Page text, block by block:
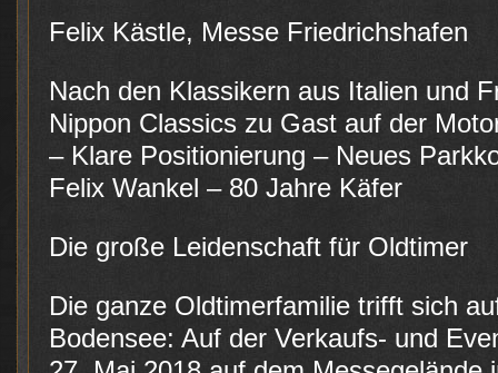
Felix Kästle, Messe Friedrichshafen
Nach den Klassikern aus Italien und
Nippon Classics zu Gast auf der
– Klare Positionierung – Neues
Felix Wankel – 80 Jahre Käfer
Die große Leidenschaft für Oldtimer
Die ganze Oldtimerfamilie trifft sich
Bodensee: Auf der Verkaufs- und